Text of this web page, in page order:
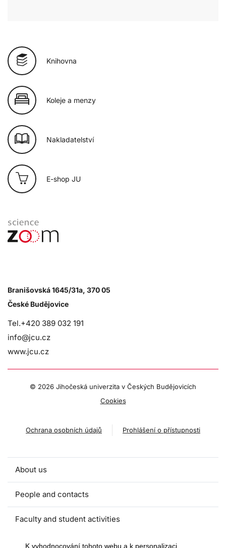
Knihovna
Koleje a menzy
Nakladatelství
E-shop JU
Branišovská 1645/31a, 370 05
České Budějovice
Tel.+420 389 032 191
info@jcu.cz
www.jcu.cz
© 2026 Jihočeská univerzita v Českých Budějovicích
Cookies
Ochrana osobních údajů Prohlášení o přístupnosti
About us
People and contacts
Faculty and student activities
Projects and strategic partnerships
K vyhodnocování tohoto webu a k personalizaci